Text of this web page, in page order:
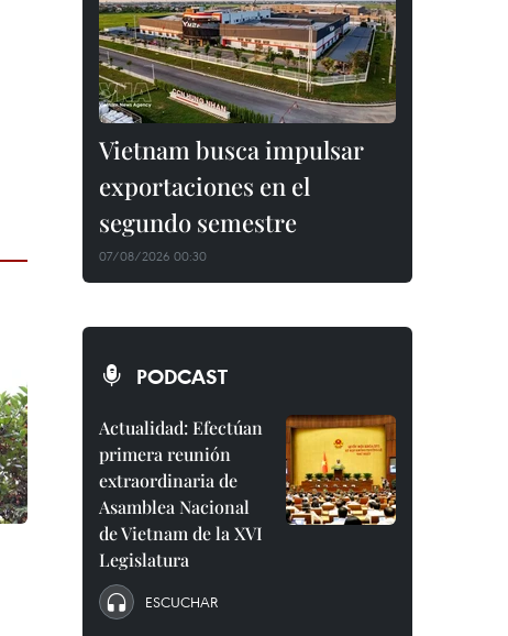
Vietnam busca impulsar
exportaciones en el
segundo semestre
07/08/2026 00:30
PODCAST
Actualidad: Efectúan
primera reunión
extraordinaria de
Asamblea Nacional
de Vietnam de la XVI
Legislatura
ESCUCHAR